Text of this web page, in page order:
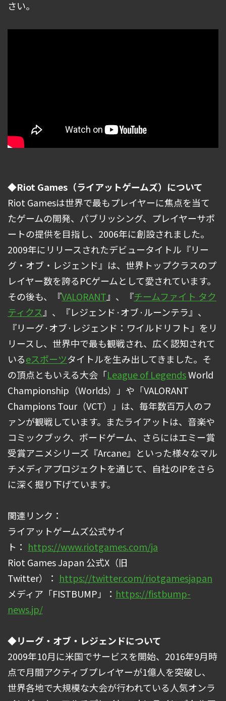
さい。
◆Riot Games（ライアットゲームズ）について
Riot Gamesは世界で最もプレイヤーに焦点を当て
たゲームの開発、パブリッシング、プレイヤーサポ
ートの提供を目指し、2006年に創設されました。
2009年にリリースされたデビュータイトル『リー
グ・オブ・レジェンド』は、世界トップクラスのプ
レイヤー数を誇るPCゲームとして愛されています。
その後も、『VALORANT』、『チームファイト タク
ティクス』、『レジェンド·オブ·ルーンテラ』、
『リーグ·オブ·レジェンド：ワイルドリフト』をリ
リースし、世界中で最も観戦され、広く認知されて
いるeスポーツタイトルを生み出してきました。そ
の頂点ともいえる大会「League of LegendsWorld
Championship（Worlds）」や「VALORANT
Champions Tour（VCT）」は、毎年数百万人のフ
ァンが観戦しています。またライアットは、音楽や
コミックブック、ボードゲーム、さらにはエミー賞
受賞アニメシリーズ『Arcane』といった様々なマル
チメディアプロジェクトを通じて、自社のIPをさら
に深く掘り下げています。
関連リンク：
ライアットゲームズ公式サイ
ト： https://www.riotgames.com/ja
Riot Games Japan 公式X（旧
Twitter）： https://twitter.com/riotgamesjapan
メディア「FISTBUMP」： https://fistbump-
news.jp/
◆リーグ・オブ・レジェンドについて
2009年10月に米国でサービスを開始、2016年9月時
点で月間アクティブプレイヤーが1億人を突破し、
世界各地で大規模な大会が行われている人気オンラ